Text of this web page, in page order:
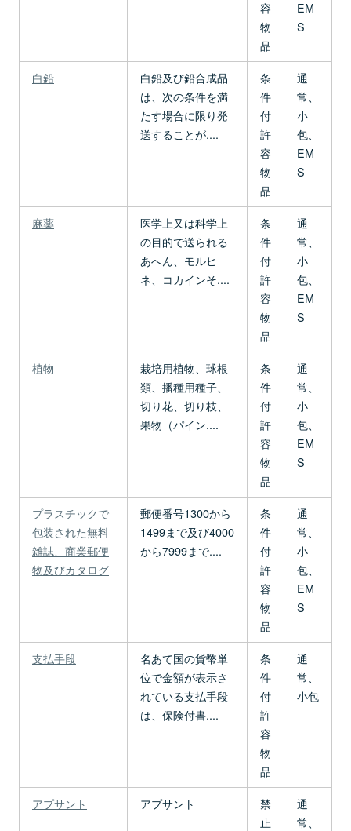
容
物
品
EM
S
白鉛
白鉛及び鉛合成品
は、次の条件を満
たす場合に限り発
送することが....
条
件
付
許
容
物
品
通
常、
小
包、
EM
S
麻薬
医学上又は科学上
の目的で送られる
あへん、モルヒ
ネ、コカインそ....
条
件
付
許
容
物
品
通
常、
小
包、
EM
S
植物
栽培用植物、球根
類、播種用種子、
切り花、切り枝、
果物（パイン....
条
件
付
許
容
物
品
通
常、
小
包、
EM
S
プラスチックで
包装された無料
雑誌、商業郵便
物及びカタログ
郵便番号1300から
1499まで及び4000
から7999まで....
条
件
付
許
容
物
品
通
常、
小
包、
EM
S
支払手段
名あて国の貨幣単
位で金額が表示さ
れている支払手段
は、保険付書....
条
件
付
許
容
物
品
通
常、
小包
アプサント アプサント
禁
止
通
常、